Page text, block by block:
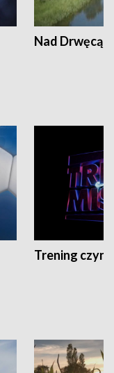
Nad Drwęcą
Trening czyni